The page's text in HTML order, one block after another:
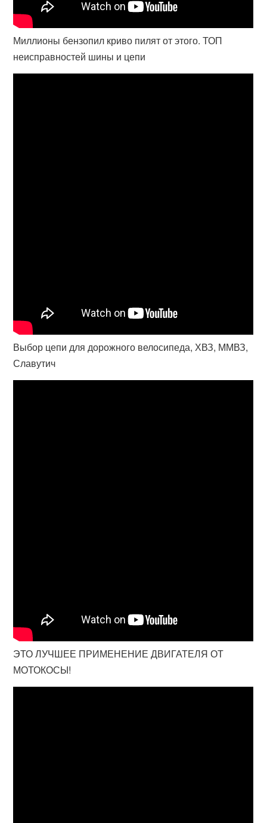
Миллионы бензопил криво пилят от этого. ТОП
неисправностей шины и цепи
Выбор цепи для дорожного велосипеда, ХВЗ, ММВЗ,
Славутич
ЭТО ЛУЧШЕЕ ПРИМЕНЕНИЕ ДВИГАТЕЛЯ ОТ
МОТОКОСЫ!